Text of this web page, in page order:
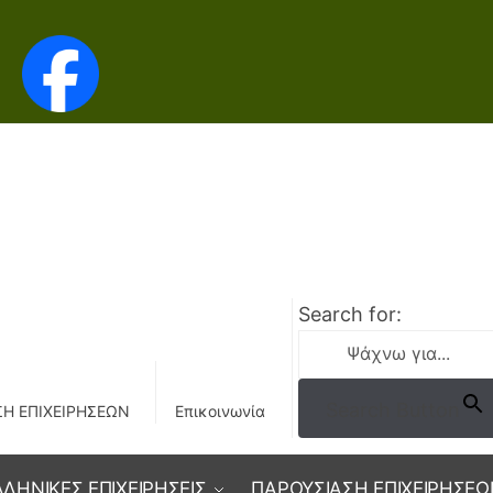
ΕΠΙΧΕΙΡΗΣΕΩΝ Επικοινωνία
Search for:
ΕΠΙΧΕΙΡΗΣΕΙΣ ΠΑΡΟΥΣΙΑΣΗ